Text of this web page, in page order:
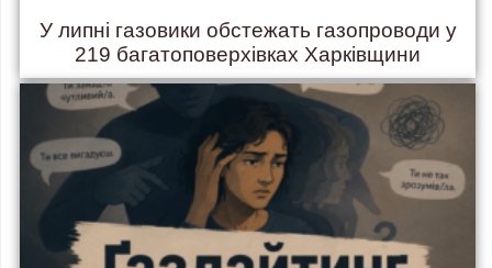
У липні газовики обстежать газопроводи у
219 багатоповерхівках Харківщини